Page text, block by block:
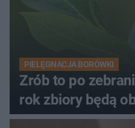
PIELĘGNACJA BORÓWKI
Zrób to po
rok zbiory będą